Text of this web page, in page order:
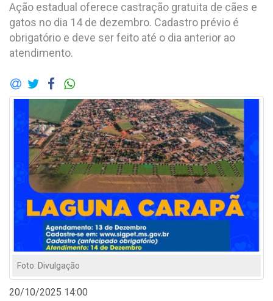
Ação estadual oferece castração gratuita de cães e
gatos no dia 14 de dezembro. Cadastro prévio é
obrigatório e deve ser feito até o dia anterior ao
atendimento.
Foto: Divulgação
20/10/2025 14:00